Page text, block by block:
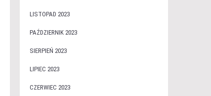
LISTOPAD 2023
PAŹDZIERNIK 2023
SIERPIEŃ 2023
LIPIEC 2023
CZERWIEC 2023